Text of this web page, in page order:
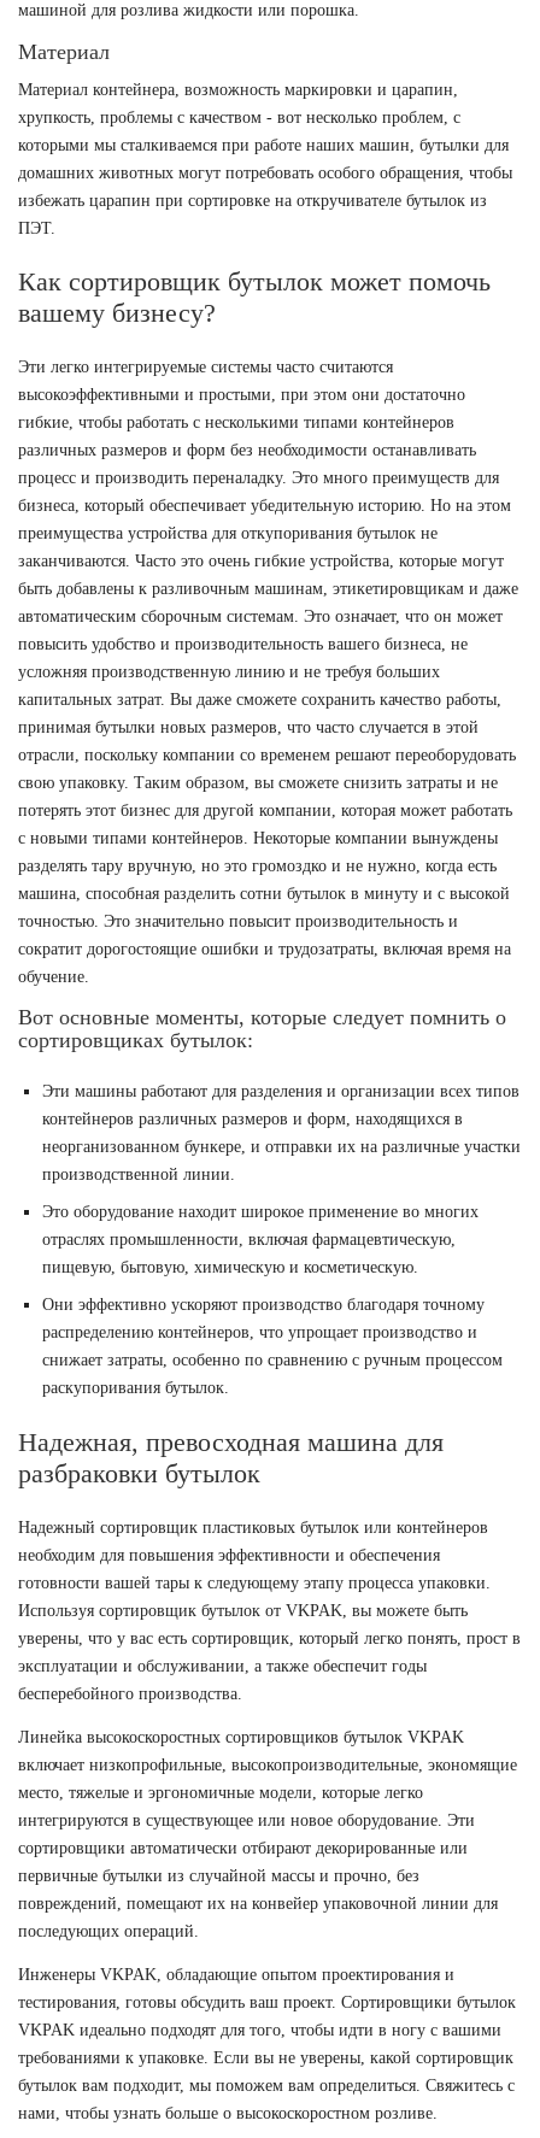
машиной для розлива жидкости или порошка.
Материал
Материал контейнера, возможность маркировки и царапин,
хрупкость, проблемы с качеством - вот несколько проблем, с
которыми мы сталкиваемся при работе наших машин, бутылки для
домашних животных могут потребовать особого обращения, чтобы
избежать царапин при сортировке на откручивателе бутылок из
ПЭТ.
Как сортировщик бутылок может помочь
вашему бизнесу?
Эти легко интегрируемые системы часто считаются
высокоэффективными и простыми, при этом они достаточно
гибкие, чтобы работать с несколькими типами контейнеров
различных размеров и форм без необходимости останавливать
процесс и производить переналадку. Это много преимуществ для
бизнеса, который обеспечивает убедительную историю. Но на этом
преимущества устройства для откупоривания бутылок не
заканчиваются. Часто это очень гибкие устройства, которые могут
быть добавлены к разливочным машинам, этикетировщикам и даже
автоматическим сборочным системам. Это означает, что он может
повысить удобство и производительность вашего бизнеса, не
усложняя производственную линию и не требуя больших
капитальных затрат. Вы даже сможете сохранить качество работы,
принимая бутылки новых размеров, что часто случается в этой
отрасли, поскольку компании со временем решают переоборудовать
свою упаковку. Таким образом, вы сможете снизить затраты и не
потерять этот бизнес для другой компании, которая может работать
с новыми типами контейнеров. Некоторые компании вынуждены
разделять тару вручную, но это громоздко и не нужно, когда есть
машина, способная разделить сотни бутылок в минуту и с высокой
точностью. Это значительно повысит производительность и
сократит дорогостоящие ошибки и трудозатраты, включая время на
обучение.
Вот основные моменты, которые следует помнить о
сортировщиках бутылок:
Эти машины работают для разделения и организации всех типов
контейнеров различных размеров и форм, находящихся в
неорганизованном бункере, и отправки их на различные участки
производственной линии.
Это оборудование находит широкое применение во многих
отраслях промышленности, включая фармацевтическую,
пищевую, бытовую, химическую и косметическую.
Они эффективно ускоряют производство благодаря точному
распределению контейнеров, что упрощает производство и
снижает затраты, особенно по сравнению с ручным процессом
раскупоривания бутылок.
Надежная, превосходная машина для
разбраковки бутылок
Надежный сортировщик пластиковых бутылок или контейнеров
необходим для повышения эффективности и обеспечения
готовности вашей тары к следующему этапу процесса упаковки.
Используя сортировщик бутылок от VKPAK, вы можете быть
уверены, что у вас есть сортировщик, который легко понять, прост в
эксплуатации и обслуживании, а также обеспечит годы
бесперебойного производства.
Линейка высокоскоростных сортировщиков бутылок VKPAK
включает низкопрофильные, высокопроизводительные, экономящие
место, тяжелые и эргономичные модели, которые легко
интегрируются в существующее или новое оборудование. Эти
сортировщики автоматически отбирают декорированные или
первичные бутылки из случайной массы и прочно, без
повреждений, помещают их на конвейер упаковочной линии для
последующих операций.
Инженеры VKPAK, обладающие опытом проектирования и
тестирования, готовы обсудить ваш проект. Сортировщики бутылок
VKPAK идеально подходят для того, чтобы идти в ногу с вашими
требованиями к упаковке. Если вы не уверены, какой сортировщик
бутылок вам подходит, мы поможем вам определиться. Свяжитесь с
нами, чтобы узнать больше о высокоскоростном розливе.